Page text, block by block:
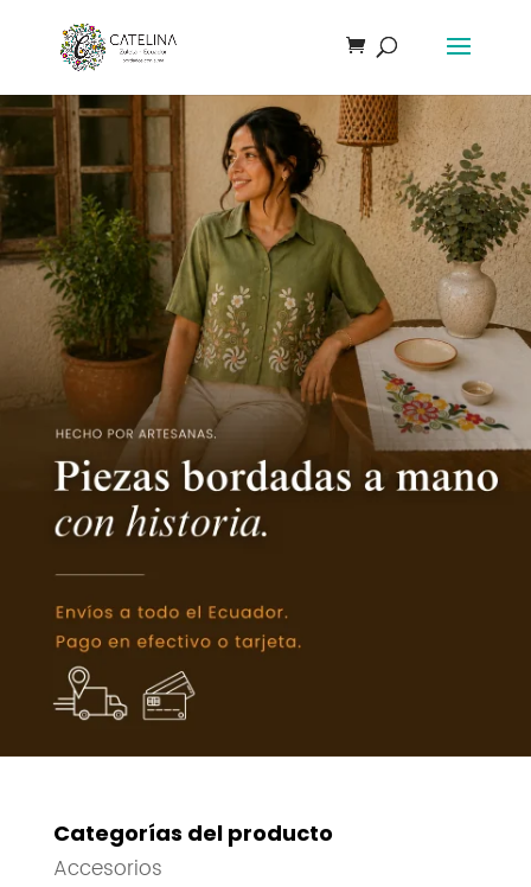
Categorías del producto
Accesorios